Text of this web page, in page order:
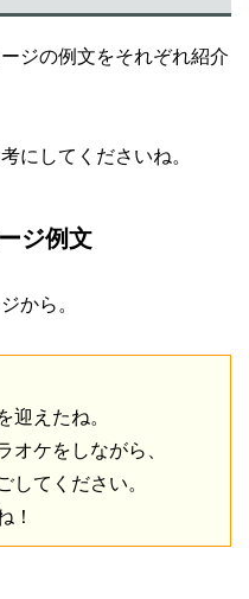
ジの例文をそれぞれ紹介
にしてくださいね。
ジ例文
から。
迎えたね。
オケをしながら、
してください。
！